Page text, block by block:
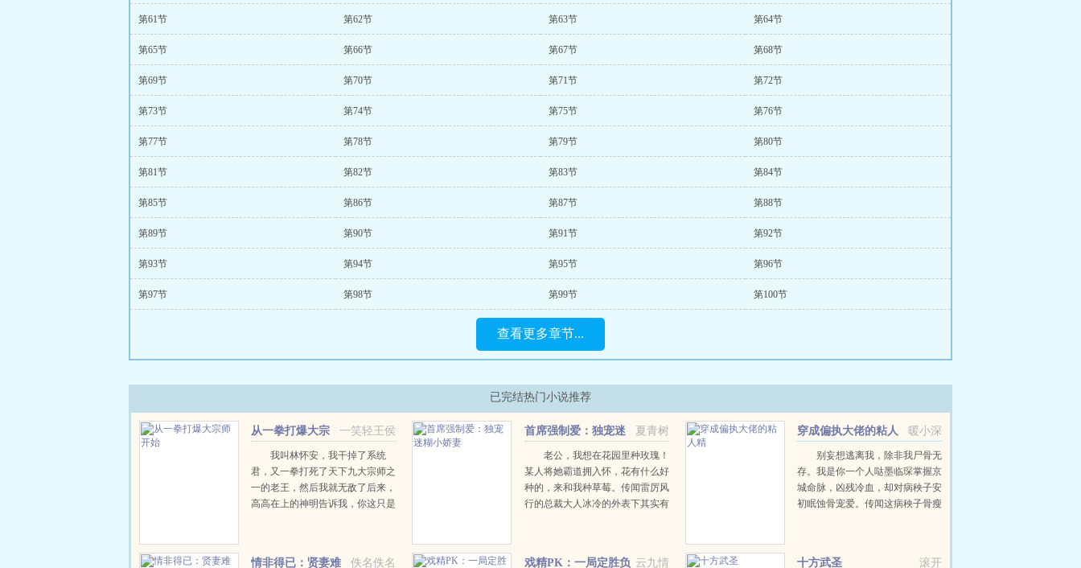
第61节 第62节 第63节 第64节
第65节 第66节 第67节 第68节
第69节 第70节 第71节 第72节
第73节 第74节 第75节 第76节
第77节 第78节 第79节 第80节
第81节 第82节 第83节 第84节
第85节 第86节 第87节 第88节
第89节 第90节 第91节 第92节
第93节 第94节 第95节 第96节
第97节 第98节 第99节 第100节
查看更多章节...
已完结热门小说推荐
一笑轻王侯
从一拳打爆大宗
师开始我叫林怀安，我干掉了系统
君，又一拳打死了天下九大宗师之
一的老王，然后我就无敌了后来，
高高在上的神明告诉我，你这只是
夏青树
首席强制爱：独宠迷
糊小娇妻
老公，我想在花园里种玫瑰！
某人将她霸道拥入怀，花有什么好
种的，来和我种草莓。传闻雷厉风
行的总裁大人冰冷的外表下其实有
暖小深
穿成偏执大佬的粘人
别妄想逃离我，除非我尸骨无
存。我是你一个人哒墨临琛掌握京
城命脉，凶残冷血，却对病秧子安
初眠蚀骨宠爱。传闻这病秧子骨瘦
佚名佚名
情非得已：贤妻难 云九情
戏精PK：一局定胜负 滚开
十方武圣